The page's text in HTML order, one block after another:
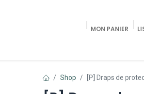
MON PANIER
Shop [P] Draps de